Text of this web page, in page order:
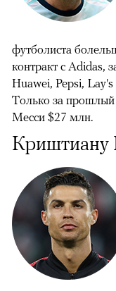
футболиста
контракт с Adidas,
Huawei, Pepsi, Lay's
Только за прошлый
Месси $27 млн.
Криштиану